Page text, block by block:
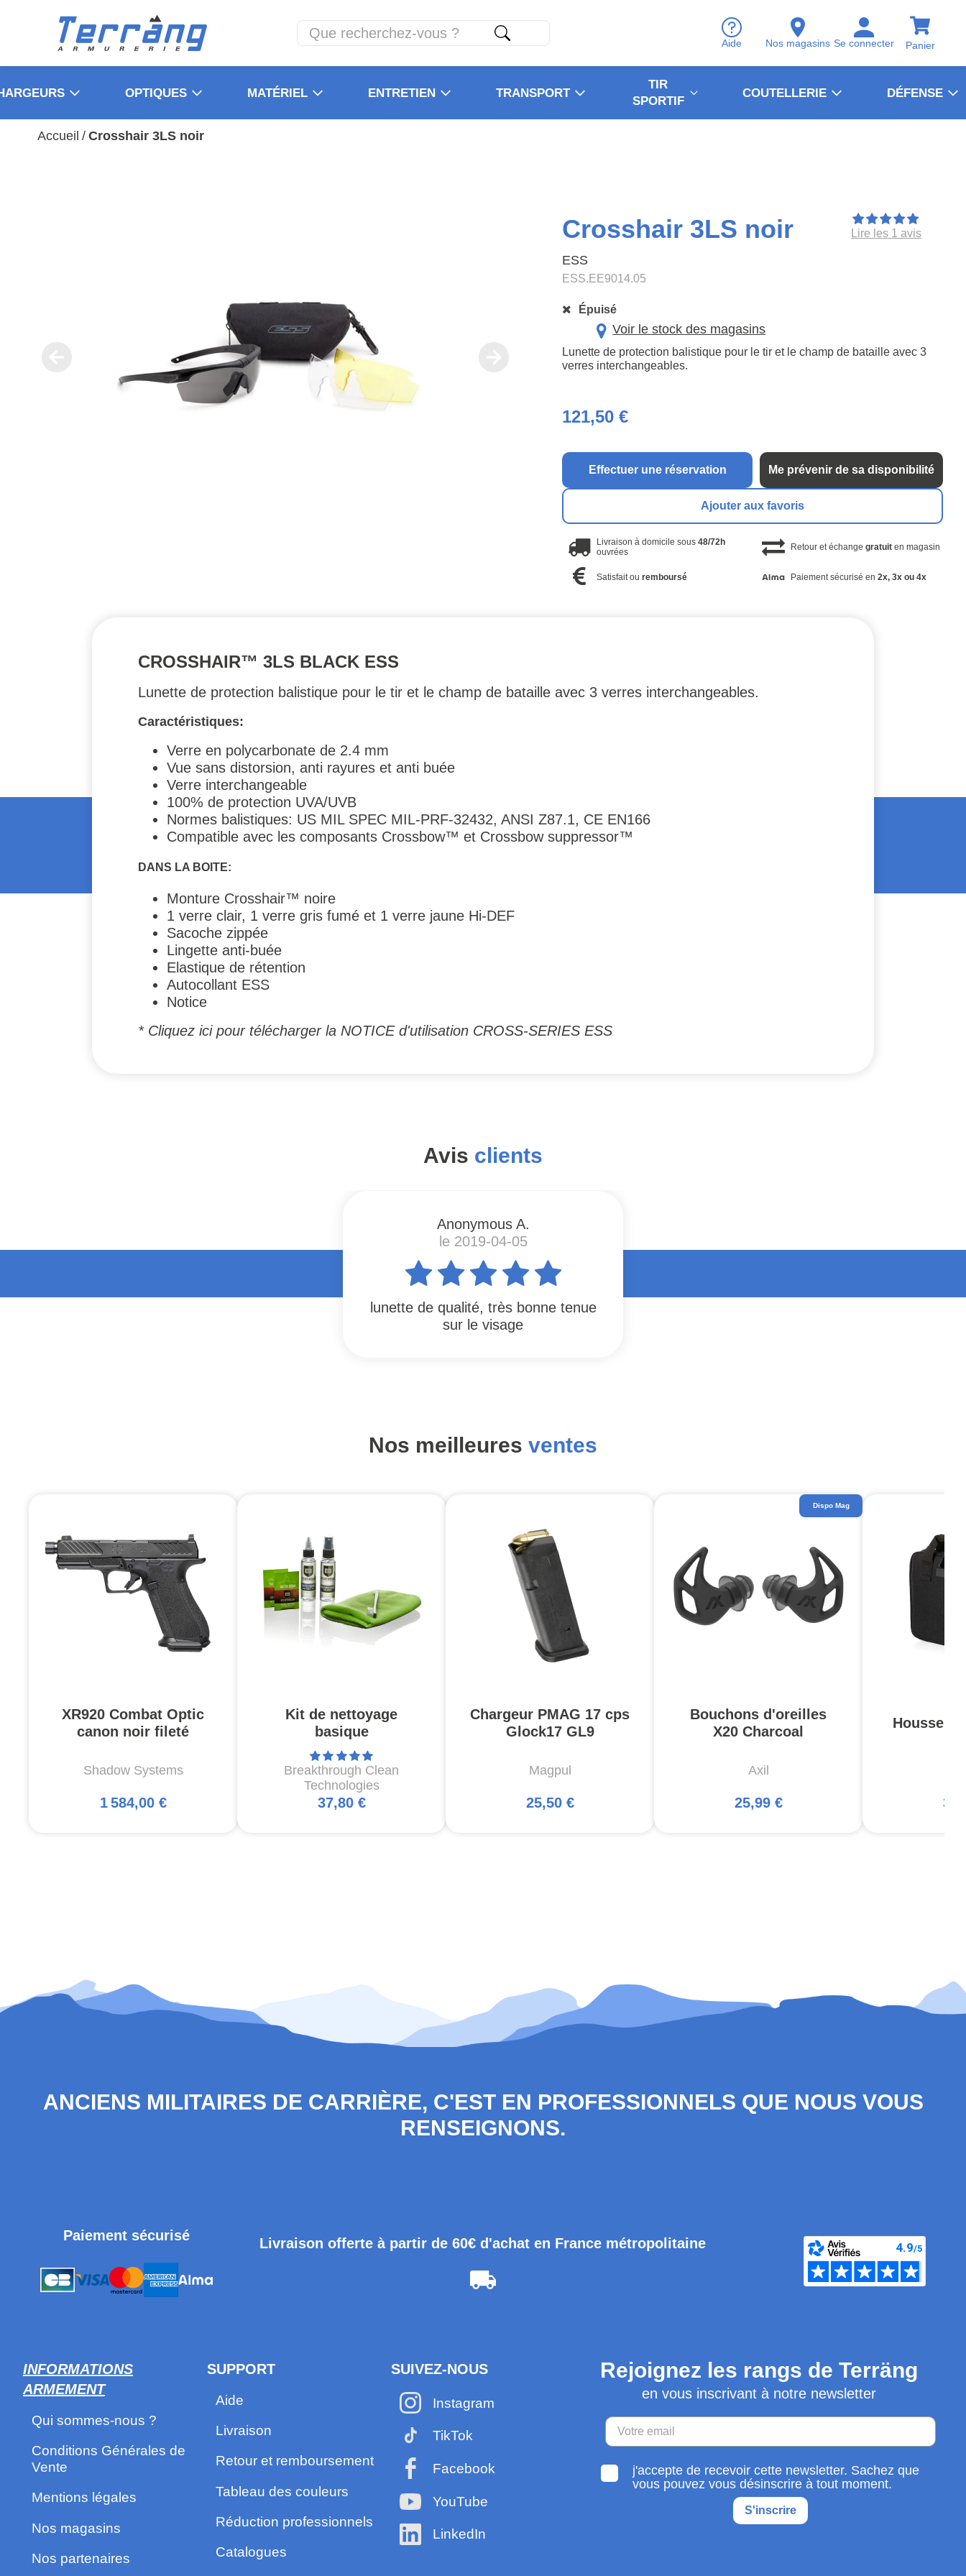
Aide Nos magasins Se connecter Panier
OPTIQUES MATÉRIEL ENTRETIEN TRANSPORT
TIR
SPORTIF
COUTELLERIE DÉFENSE
Accueil / Crosshair 3LS noir
Crosshair 3LS noir
ESS
ESS.EE9014.05
Lire les 1 avis
Épuisé
Voir le stock des magasins
Lunette de protection balistique pour le tir et le champ de bataille avec 3
verres interchangeables.
121,50 €
Effectuer une réservation Me prévenir de sa disponibilité
Ajouter aux favoris
Livraison à domicile sous48/72h
ouvrées
Retour et échange gratuiten magasin
Satisfait ouremboursé Paiement sécurisé en 2x, 3x ou 4x
CROSSHAIR™ 3LS BLACK ESS
Lunette de protection balistique pour le tir et le champ de bataille avec 3 verres interchangeables.
Caractéristiques:
Verre en polycarbonate de 2.4 mm
Vue sans distorsion, anti rayures et anti buée
Verre interchangeable
100% de protection UVA/UVB
Normes balistiques: US MIL SPEC MIL-PRF-32432, ANSI Z87.1, CE EN166
Compatible avec les composants Crossbow™ et Crossbow suppressor™
DANS LA BOITE:
Monture Crosshair™ noire
1 verre clair, 1 verre gris fumé et 1 verre jaune Hi-DEF
Sacoche zippée
Lingette anti-buée
Elastique de rétention
Autocollant ESS
Notice
* Cliquez ici pour télécharger la NOTICE d'utilisation CROSS-SERIES ESS
Avis clients
Anonymous A.
le 2019-04-05
lunette de qualité, très bonne tenue
sur le visage
Nos meilleures ventes
XR920 Combat Optic
canon noir fileté
Shadow Systems
1 584,00 €
Kit de nettoyage
basique
Breakthrough Clean
Technologies
37,80 €
Chargeur PMAG 17 cps
Glock17 GL9
Magpul
25,50 €
Bouchons d'oreilles
X20 Charcoal
Axil
25,99 €
Dispo Mag
Housse
ANCIENS MILITAIRES DE CARRIÈRE, C'EST EN PROFESSIONNELS QUE NOUS VOUS
RENSEIGNONS.
Paiement sécurisé Livraison offerte à partir de 60€ d'achat en France métropolitaine
INFORMATIONS
ARMEMENT
Qui sommes-nous ?
Conditions Générales de
Vente
Mentions légales
Nos magasins
Nos partenaires
SUPPORT
Aide
Livraison
Retour et remboursement
Tableau des couleurs
Réduction professionnels
Catalogues
SUIVEZ-NOUS
Instagram
TikTok
Facebook
YouTube
LinkedIn
Rejoignez les rangs de Terräng
en vous inscrivant à notre newsletter
j'accepte de recevoir cette newsletter. Sachez que
vous pouvez vous désinscrire à tout moment.
S'inscrire